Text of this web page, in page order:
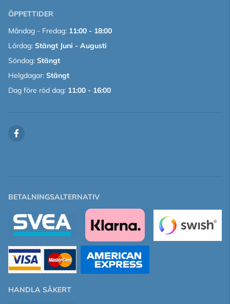
ÖPPETTIDER
Måndag - Fredag: 11:00 - 18:00
Lördag: Stängt Juni - Augusti
Söndag: Stängt
Helgdagar: Stängt
Dag före röd dag: 11:00 - 16:00
BETALNINGSALTERNATIV
HANDLA SÄKERT